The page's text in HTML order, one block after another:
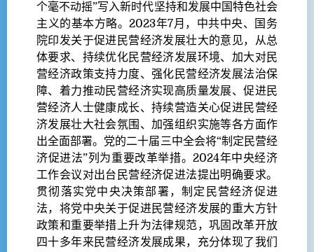
个毫不动摇”写入新时代坚持和发展中国特色社会
主义的基本方略。2023年7月，中共中央、国务
院印发关于促进民营经济发展壮大的意见，从总
体要求、持续优化民营经济发展环境、加大对民
营经济政策支持力度、强化民营经济发展法治保
障、着力推动民营经济实现高质量发展、促进民
营经济人士健康成长、持续营造关心促进民营经
济发展壮大社会氛围、加强组织实施等各方面作
出全面部署。党的二十届三中全会将“制定民营经
济促进法”列为重要改革举措。2024年中央经济
工作会议对出台民营经济促进法提出明确要求。
贯彻落实党中央决策部署，制定民营经济促进
法，将党中央关于促进民营经济发展的重大方针
政策和重要举措上升为法律规范，巩固改革开放
四十多年来民营经济发展成果，充分体现了我们